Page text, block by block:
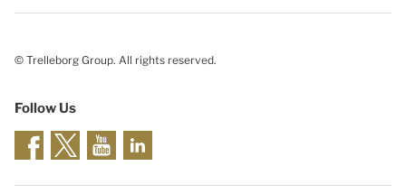
© Trelleborg Group. All rights reserved.
Follow Us